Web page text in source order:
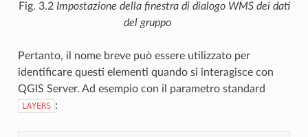
Fig. 3.2 Impostazione della finestra di dialogo WMS dei dati
del gruppo
Pertanto, il nome breve può essere utilizzato per
identificare questi elementi quando si interagisce con
QGIS Server. Ad esempio con il parametro standard
LAYERS :